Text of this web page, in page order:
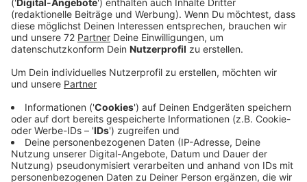
Der Umweg führt über die Herkentruper Straße und
Radio Kiepenkerl-Facebookseite ist dazu eine heftige
Straße liegt auch ein Durchgang zum Kindergarten.
Hier gilt Tempo 30! Renaldo schreibt, er wohnt hier mit
seinen kleinen Söhnen und findet das gar nicht lustig.
Und Andrea findet, dass diese Raserei generell mal ein
Ende haben sollte. Die Gemeinde schaut sich die